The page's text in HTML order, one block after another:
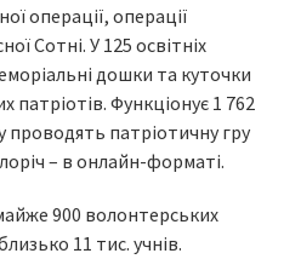
операції, операції
Сотні. У 125 освітніх
дошки та куточки
патріотів. Функціонує 1 762
проводять патріотичну гру
– в онлайн-форматі.
900 волонтерських
11 тис. учнів.